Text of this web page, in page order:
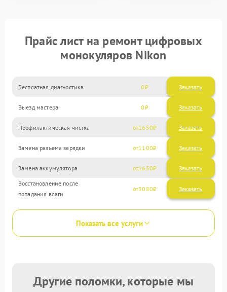
Прайс лист на ремонт цифровых
монокуляров Nikon
Бесплатная диагностика 0 Заказать
Выезд мастера 0 Заказать
Профилактическая чистка 1650
Замена разъема зарядки 1100
Замена аккумулятора 1650
Восстановление после
попадания влаги
3080
Показать все услуги
Другие поломки, которые мы